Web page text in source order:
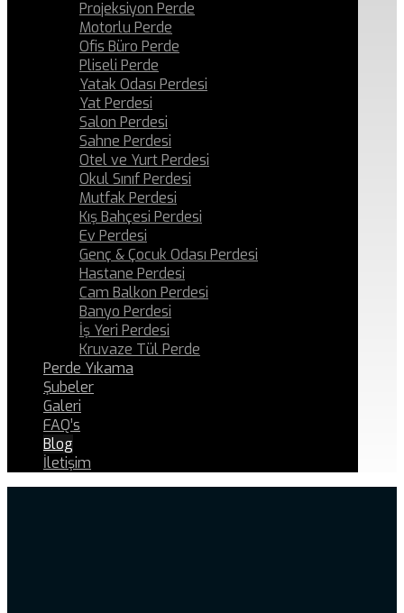
Projeksiyon Perde
Motorlu Perde
Ofis Büro Perde
Pliseli Perde
Yatak Odası Perdesi
Yat Perdesi
Salon Perdesi
Sahne Perdesi
Otel ve Yurt Perdesi
Okul Sınıf Perdesi
Mutfak Perdesi
Kış Bahçesi Perdesi
Ev Perdesi
Genç & Çocuk Odası Perdesi
Hastane Perdesi
Cam Balkon Perdesi
Banyo Perdesi
İş Yeri Perdesi
Kruvaze Tül Perde
Perde Yıkama
Şubeler
Galeri
FAQ’s
Blog
İletişim